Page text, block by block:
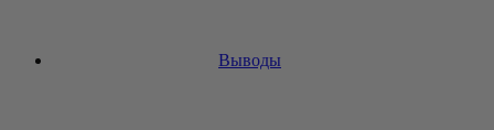
Выводы